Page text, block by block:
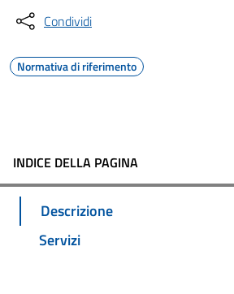
Condividi
Normativa di riferimento
INDICE DELLA PAGINA
Descrizione
Servizi